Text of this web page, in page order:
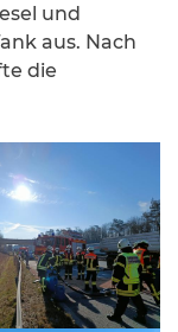
und
aus. Nach
die